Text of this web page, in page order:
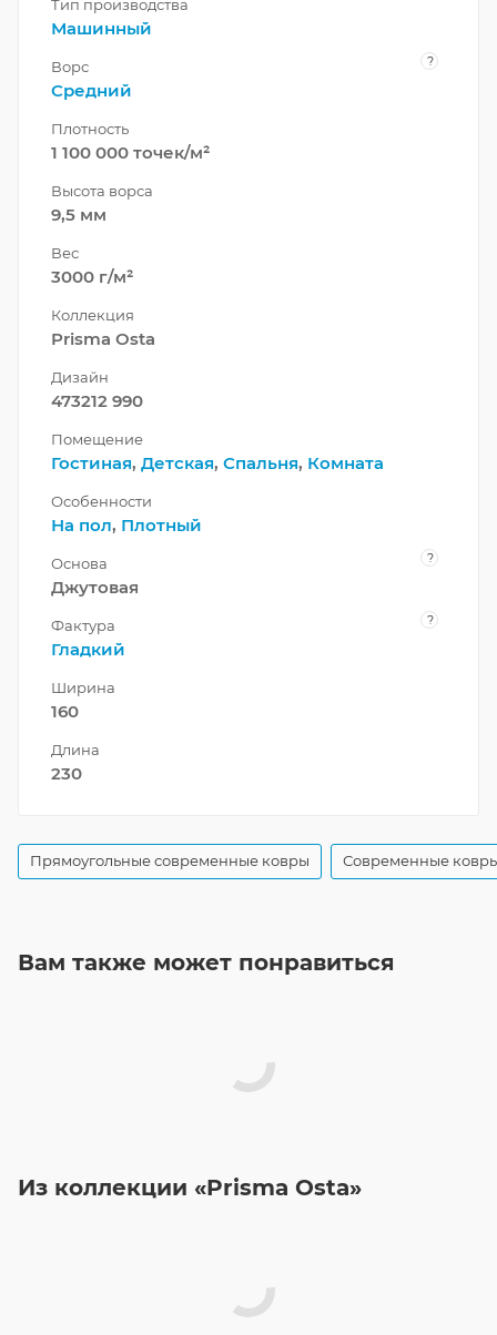
Тип производства
Машинный
Ворс ?
Средний
Плотность
1 100 000 точек/м²
Высота ворса
9,5 мм
Вес
3000 г/м²
Коллекция
Prisma Osta
Дизайн
473212 990
Помещение
Гостиная, Детская, Спальня, Комната
Особенности
На пол, Плотный
Основа ?
Джутовая
Фактура ?
Гладкий
Ширина
160
Длина
230
Прямоугольные современные ковры Современные
Вам также может понравиться
Из коллекции «Prisma Osta»